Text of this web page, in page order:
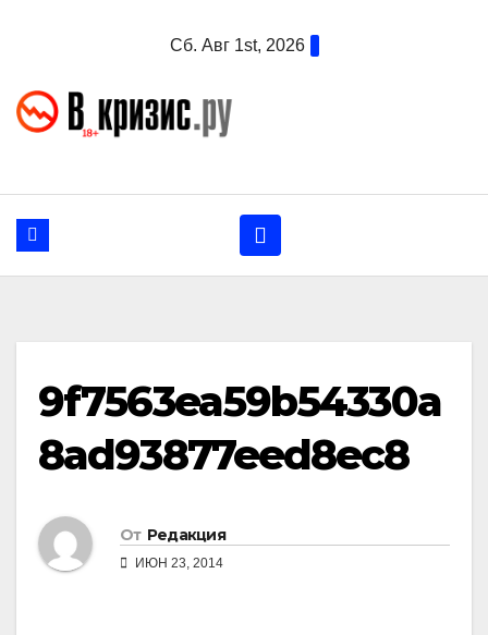
Сб. Авг 1st, 2026
9f7563ea59b54330a
8ad93877eed8ec8
От Редакция
ИЮН 23, 2014